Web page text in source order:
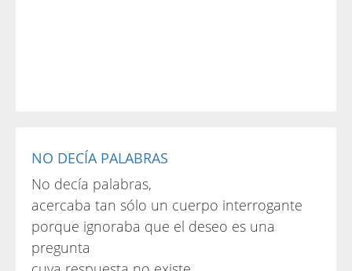
NO DECÍA PALABRAS
No decía palabras,
acercaba tan sólo un cuerpo interrogante
porque ignoraba que el deseo es una
pregunta